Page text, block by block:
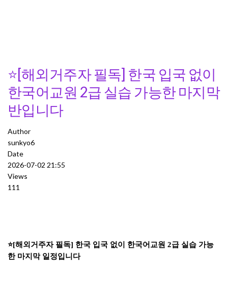
⭐[해외거주자 필독] 한국 입국 없이
한국어교원 2급 실습 가능한 마지막
반입니다
Author
sunkyo6
Date
2026-07-02 21:55
Views
111
⭐[해외거주자 필독] 한국 입국 없이 한국어교원 2급 실습 가능
한 마지막 일정입니다